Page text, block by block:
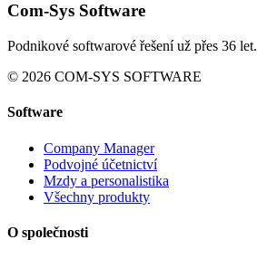
Com-Sys Software
Podnikové softwarové řešení už přes 36 let.
© 2026 COM-SYS SOFTWARE
Software
Company Manager
Podvojné účetnictví
Mzdy a personalistika
Všechny produkty
O společnosti